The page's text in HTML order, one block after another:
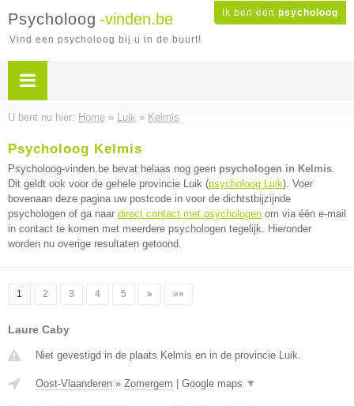
Ik ben een psycholoog
Psycholoog -vinden.be
Vind een psycholoog bij u in de buurt!
U bent nu hier: Home » Luik » Kelmis
Psycholoog Kelmis
Psycholoog-vinden.be bevat helaas nog geen psychologen in Kelmis.
Dit geldt ook voor de gehele provincie Luik (psycholoog Luik). Voer
bovenaan deze pagina uw postcode in voor de dichtstbijzijnde
psychologen of ga naar direct contact met psychologen om via één e-mail
in contact te komen met meerdere psychologen tegelijk. Hieronder
worden nu overige resultaten getoond.
1 2 3 4 5 » »»
Laure Caby
Niet gevestigd in de plaats Kelmis en in de provincie Luik.
Oost-Vlaanderen » Zomergem Google maps ▼